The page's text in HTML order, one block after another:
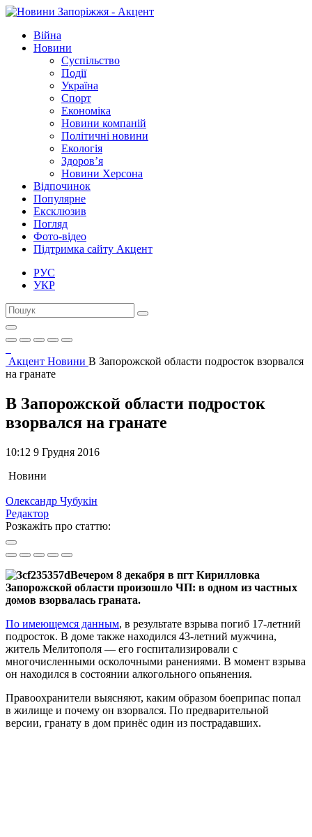
Війна
Новини
Суспільство
Події
Україна
Спорт
Економіка
Новини компаній
Політичні новини
Екологія
Здоров’я
Новини Херсона
Відпочинок
Популярне
Ексклюзив
Погляд
Фото-відео
Підтримка сайту Акцент
РУС
УКР
Акцент Новини В Запорожской области подросток взорвался
на гранате
В Запорожской области подросток
взорвался на гранате
10:12 9 Грудня 2016
Новини
Олександр Чубукін
Редактор
Розкажіть про статтю:
Вечером 8 декабря в пгт Кирилловка
Запорожской области произошло ЧП: в одном из частных
домов взорвалась граната.
По имеющемся данным, в результате взрыва погиб 17-летний
подросток. В доме также находился 43-летний мужчина,
житель Мелитополя — его госпитализировали с
многочисленными осколочными ранениями. В момент взрыва
он находился в состоянии алкогольного опьянения.
Правоохранители выясняют, каким образом боеприпас попал
в жилище и почему он взорвался. По предварительной
версии, гранату в дом принёс один из пострадавших.